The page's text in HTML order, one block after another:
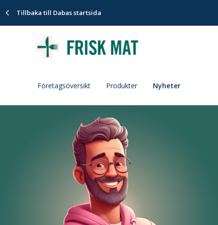
Tillbaka till Dabas startsida
Företagsöversikt Produkter Nyheter